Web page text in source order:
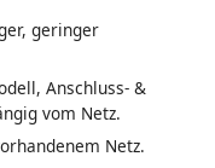
geringer
Anschluss- &
vom Netz.
Netz.